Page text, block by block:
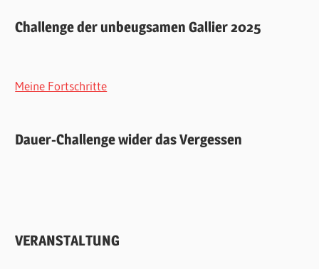
Challenge der unbeugsamen Gallier 2025
Meine Fortschritte
Dauer-Challenge wider das Vergessen
VERANSTALTUNG